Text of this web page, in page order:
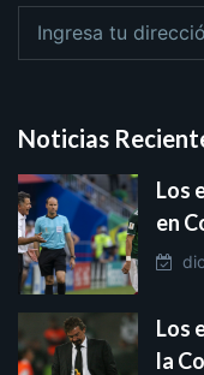
Noticias
Los
en
Los
la